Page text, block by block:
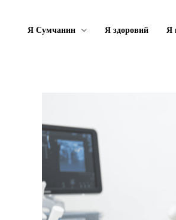
Я Сумчанин Я здоровий Я